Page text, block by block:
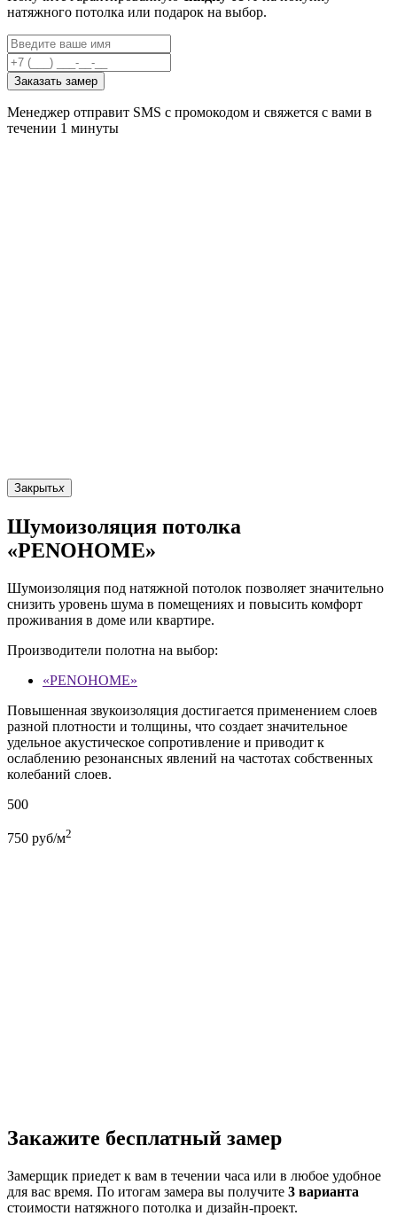
натяжного потолка или подарок на выбор.
Заказать замер
Менеджер отправит SMS с промокодом и свяжется с вами в
течении 1 минуты
Закрытьx
Шумоизоляция потолка
«PENOHOME»
Шумоизоляция под натяжной потолок позволяет значительно
снизить уровень шума в помещениях и повысить комфорт
проживания в доме или квартире.
Производители полотна на выбор:
«PENOHOME»
Повышенная звукоизоляция достигается применением слоев
разной плотности и толщины, что создает значительное
удельное акустическое сопротивление и приводит к
ослаблению резонансных явлений на частотах собственных
колебаний слоев.
500
750 руб/м2
Закажите бесплатный замер
Замерщик приедет к вам в течении часа или в любое удобное
для вас время. По итогам замера вы получите 3 варианта
стоимости натяжного потолка и дизайн-проект.